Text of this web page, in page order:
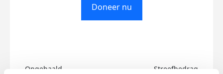
Doneer nu
Opgehaald Streefbedrag